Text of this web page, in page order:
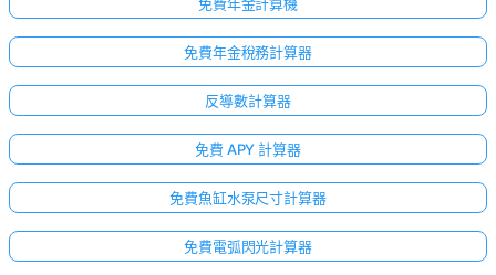
問
出
的
一
問
免費年金稅務計算器
反導數計算器
免費 APY 計算器
免費魚缸水泵尺寸計算器
免費電弧閃光計算器